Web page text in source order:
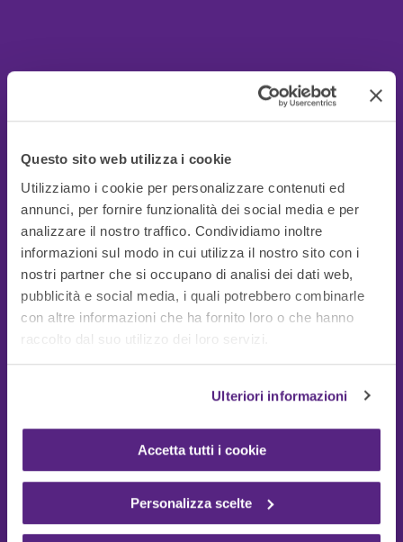
Questo sito web utilizza i cookie
Utilizziamo i cookie per personalizzare contenuti ed
annunci, per fornire funzionalità dei social media e per
analizzare il nostro traffico. Condividiamo inoltre
informazioni sul modo in cui utilizza il nostro sito con i
nostri partner che si occupano di analisi dei dati web,
pubblicità e social media, i quali potrebbero combinarle
con altre informazioni che ha fornito loro o che hanno
raccolto dal suo utilizzo dei loro servizi.
Ulteriori informazioni
Accetta tutti i cookie
Personalizza scelte
Guide Utili